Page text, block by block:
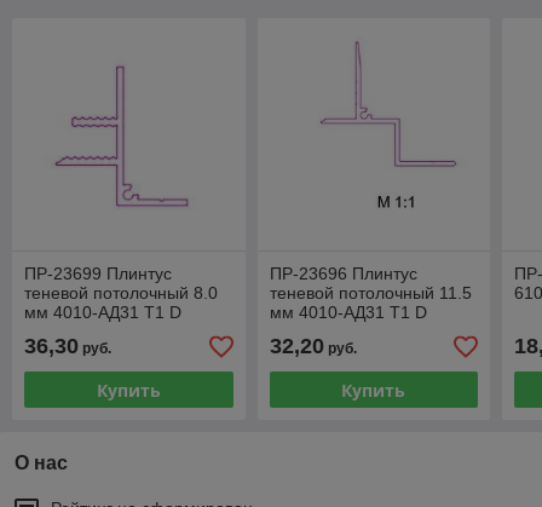
ПР-23699 Плинтус
теневой потолочный 8.0
мм 4010-АД31 Т1 D
матовый
36,30 руб.
Купить
ПР-23696 Плинтус
теневой потолочный 11.5
мм 4010-АД31 Т1 D
матовый
32,20руб.
Купить
О нас